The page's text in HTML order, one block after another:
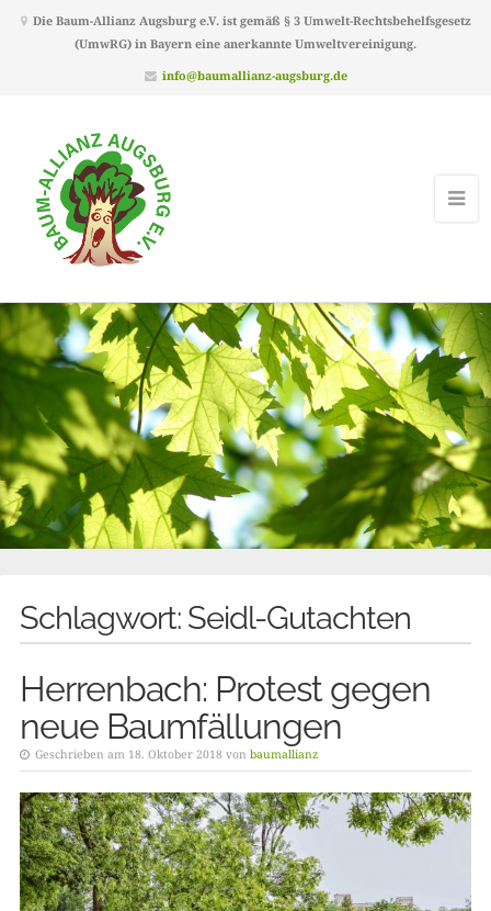
Die Baum-Allianz Augsburg e.V. ist gemäß § 3 Umwelt-Rechtsbehelfsgesetz
(UmwRG) in Bayern eine anerkannte Umweltvereinigung.
info@baumallianz-augsburg.de
Schlagwort: Seidl-Gutachten
Herrenbach: Protest gegen
neue Baumfällungen
Geschrieben am 18. Oktober 2018 von baumallianz